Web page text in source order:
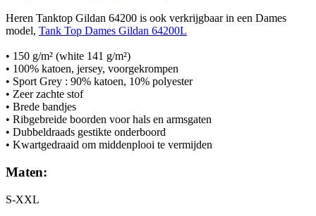
Heren Tanktop Gildan 64200 is ook verkrijgbaar in een Dames
model, Tank Top Dames Gildan 64200L
• 150 g/m² (white 141 g/m²)
• 100% katoen, jersey, voorgekrompen
• Sport Grey : 90% katoen, 10% polyester
• Zeer zachte stof
• Brede bandjes
• Ribgebreide boorden voor hals en armsgaten
• Dubbeldraads gestikte onderboord
• Kwartgedraaid om middenplooi te vermijden
Maten:
S-XXL